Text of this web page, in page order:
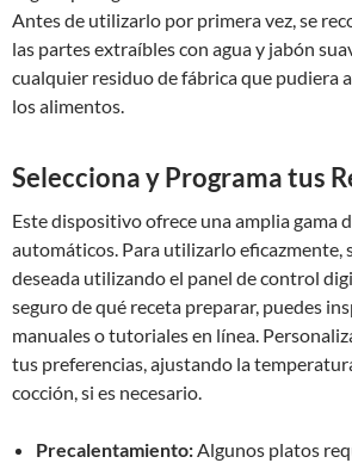
Antes de utilizarlo por primera vez, se
las partes extraíbles con agua y jabón
cualquier residuo de fábrica que pudiera
los alimentos.
Selecciona y Programa tus
Este dispositivo ofrece una amplia gama
automáticos. Para utilizarlo eficazmente,
deseada utilizando el panel de control
seguro de qué receta preparar, puedes
manuales o tutoriales en línea.
tus preferencias, ajustando la
cocción, si es necesario.
Precalentamiento:Algunos platos